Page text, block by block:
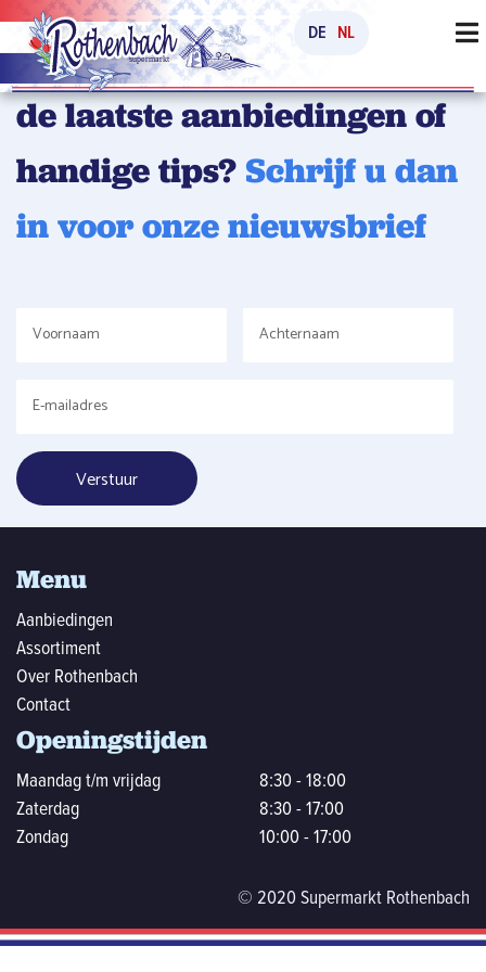
DE NL
Wilt u op de hoogte blijven
de laatste aanbiedingen of
handige tips? Schrijf u dan
in voor onze nieuwsbrief
Menu
Aanbiedingen
Assortiment
Over Rothenbach
Contact
Openingstijden
Maandag t/m vrijdag
8:30 - 18:00
Zaterdag
8:30 - 17:00
Zondag
10:00 - 17:00
© 2020 Supermarkt Rothenbach